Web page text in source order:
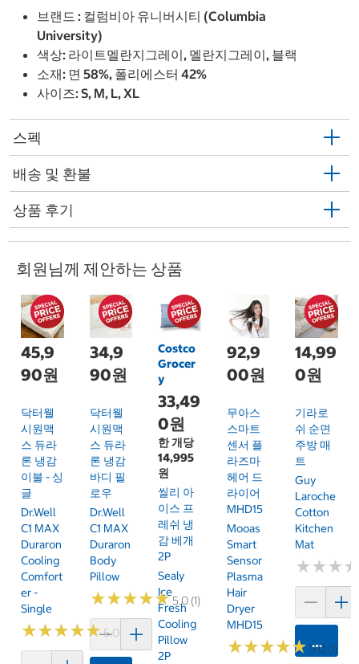
브랜드 : 컬럼비아 유니버시티 (Columbia
University)
색상: 라이트멜란지그레이, 멜란지그레이, 블랙
소재: 면 58%, 폴리에스터 42%
사이즈: S, M, L, XL
스펙
배송 및 환불
상품 후기
회원님께 제안하는 상품
45,9
90원
닥터웰
시원맥
스 듀라
론 냉감
이불 - 싱
글
Dr.Well
C1 MAX
Duraron
Cooling
Comfort
Er -
Single
★★★★★
★★★★★5.0 (1)
34,9
90원
닥터웰
시원맥
스 듀라
론 냉감
바디 필
로우
Dr.Well
C1 MAX
Duraron
Body
Pillow
★★★★★
★★★★★5.0 (1)
Costco
Grocer
y
33,49
0원
한 개당
14,995
원
씰리 아
이스 프
레쉬 냉
감 베개
2P
Sealy
Ice
Fresh
Cooling
Pillow
2P
92,9
00원
무아스
스마트
센서 플
라즈마
헤어 드
라이어
MHD15
Mooas
Smart
Sensor
Plasma
Hair
Dryer
MHD15
★★★★★
★★★★★ 5.0 (1)
14,99
0원
기라로
쉬 순면
주방 매
트
Guy
Laroche
Cotton
Kitchen
Mat
★★★
★★★
카트에